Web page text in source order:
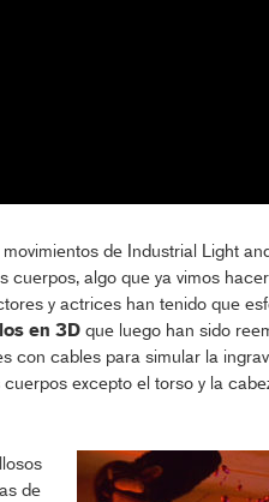
de Industrial Light
algo que ya vimos
y actrices han tenido que
en 3Dque luego han sido
con cables para simular la
excepto el torso y la
de